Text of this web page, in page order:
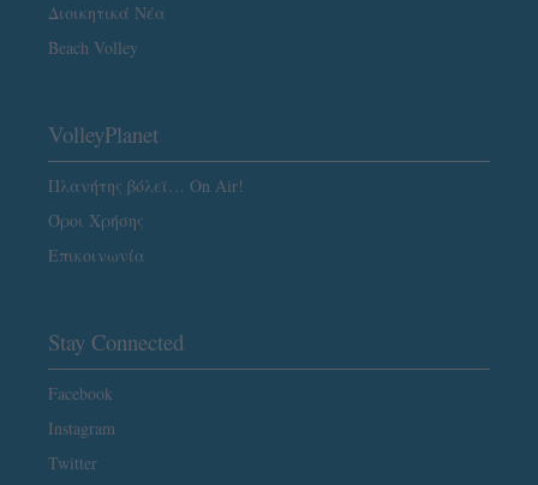
Διοικητικά Νέα
Beach Volley
VolleyPlanet
Πλανήτης βόλεϊ… On Air!
Όροι Χρήσης
Επικοινωνία
Stay Connected
Facebook
Instagram
Twitter